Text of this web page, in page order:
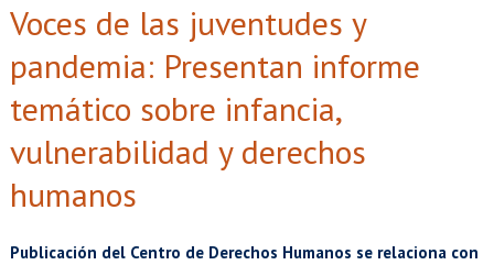
POSTGRADO
ADMISIÓN
INVESTIGACIÓN
EXTENSIÓN
Voces de las juventudes y
pandemia: Presentan informe
temático sobre infancia,
vulnerabilidad y derechos
humanos
Publicación del Centro de Derechos Humanos se relaciona con